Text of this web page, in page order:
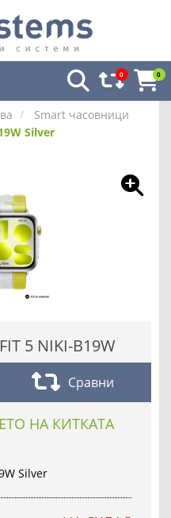
0 0
Smart часовници
Silver
5 NIKI-B19W
Сравни
НА КИТКАТА
Silver